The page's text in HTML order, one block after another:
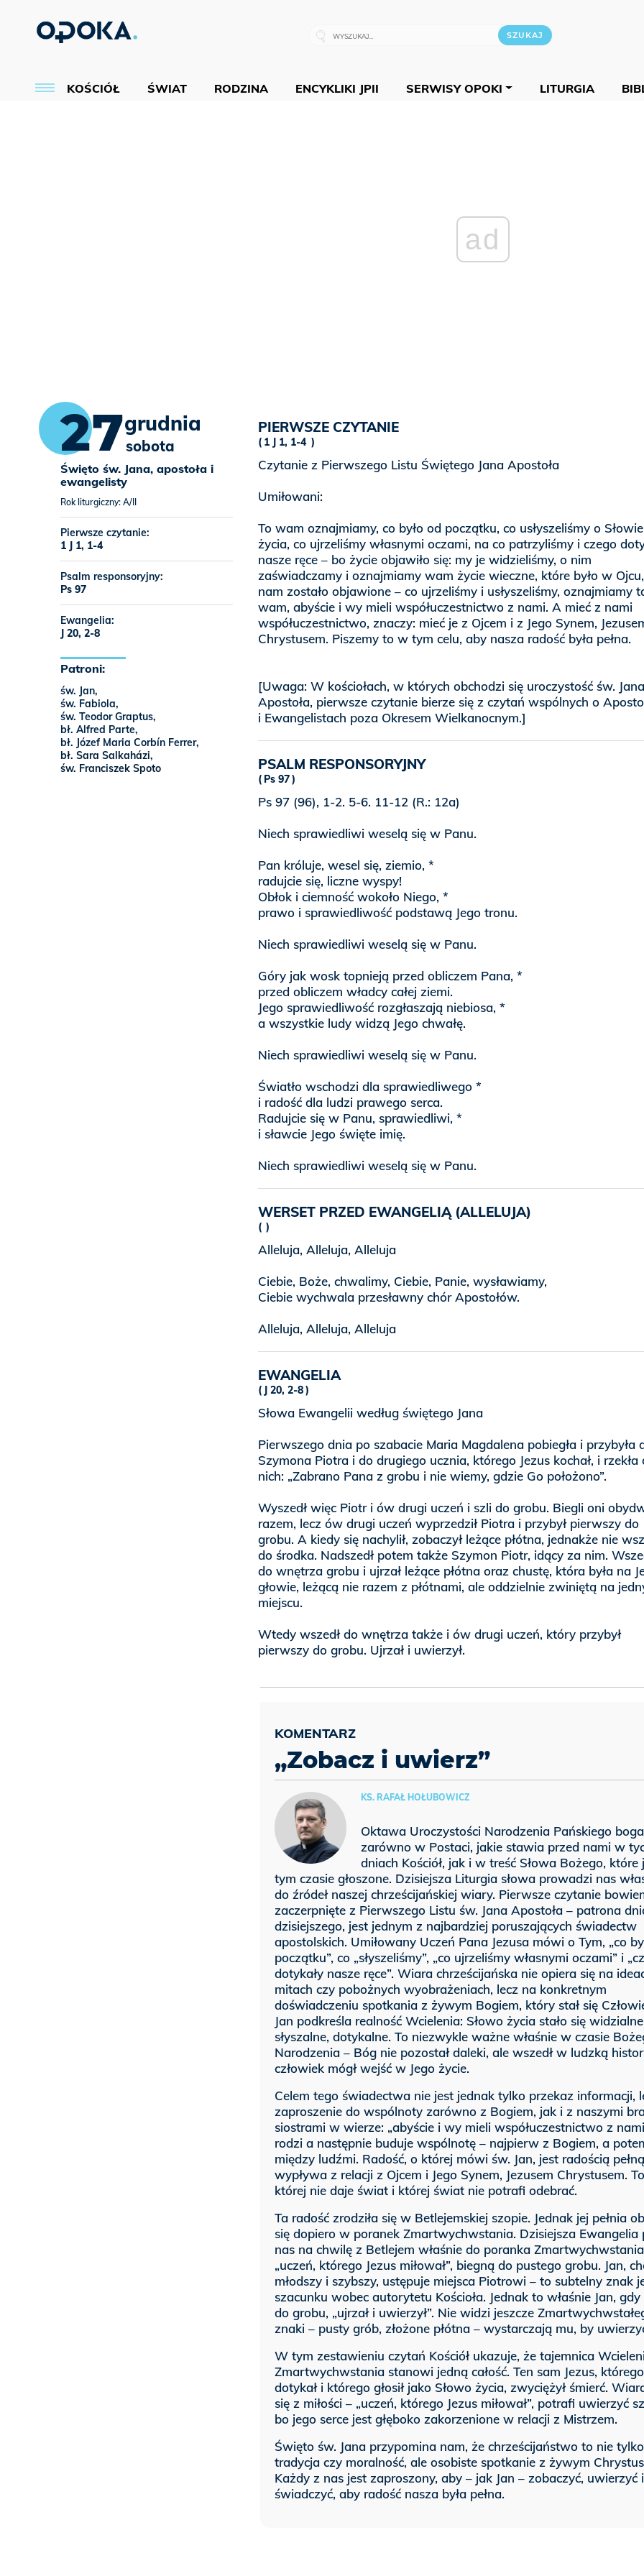
KOŚCIÓŁ ŚWIAT RODZINA ENCYKLIKI JPII SERWISY OPOKI LITURGIA
ad
27grudnia
sobota
Święto św. Jana, apostoła i
ewangelisty
Rok liturgiczny: A/II
Pierwsze czytanie:
1 J 1, 1-4
Psalm responsoryjny:
Ps 97
Ewangelia:
J 20, 2-8
Patroni:
św. Jan,
św. Fabiola,
św. Teodor Graptus,
bł. Alfred Parte,
bł. Józef Maria Corbín Ferrer,
bł. Sara Salkaházi,
św. Franciszek Spoto
PIERWSZE CZYTANIE
1 J 1, 1-4
Czytanie z Pierwszego Listu Świętego Jana Apostoła
Umiłowani:
To wam oznajmiamy, co było od początku, co usłyszeliśmy o Słowie
życia, co ujrzeliśmy własnymi oczami, na co patrzyliśmy i czego
nasze ręce – bo życie objawiło się: my je widzieliśmy, o nim
zaświadczamy i oznajmiamy wam życie wieczne, które było w
nam zostało objawione – co ujrzeliśmy i usłyszeliśmy, oznajmiamy
wam, abyście i wy mieli współuczestnictwo z nami. A mieć z nami
współuczestnictwo, znaczy: mieć je z Ojcem i z Jego Synem,
Chrystusem. Piszemy to w tym celu, aby nasza radość była pełna.
[Uwaga: W kościołach, w których obchodzi się uroczystość św. Jana
Apostoła, pierwsze czytanie bierze się z czytań wspólnych o
i Ewangelistach poza Okresem Wielkanocnym.]
PSALM RESPONSORYJNY
Ps 97
Ps 97 (96), 1-2. 5-6. 11-12 (R.: 12a)
Niech sprawiedliwi weselą się w Panu.
Pan króluje, wesel się, ziemio, *
radujcie się, liczne wyspy!
Obłok i ciemność wokoło Niego, *
prawo i sprawiedliwość podstawą Jego tronu.
Niech sprawiedliwi weselą się w Panu.
Góry jak wosk topnieją przed obliczem Pana, *
przed obliczem władcy całej ziemi.
Jego sprawiedliwość rozgłaszają niebiosa, *
a wszystkie ludy widzą Jego chwałę.
Niech sprawiedliwi weselą się w Panu.
Światło wschodzi dla sprawiedliwego *
i radość dla ludzi prawego serca.
Radujcie się w Panu, sprawiedliwi, *
i sławcie Jego święte imię.
Niech sprawiedliwi weselą się w Panu.
WERSET PRZED EWANGELIĄ (ALLELUJA)
Alleluja, Alleluja, Alleluja
Ciebie, Boże, chwalimy, Ciebie, Panie, wysławiamy,
Ciebie wychwala przesławny chór Apostołów.
Alleluja, Alleluja, Alleluja
EWANGELIA
J 20, 2-8
Słowa Ewangelii według świętego Jana
Pierwszego dnia po szabacie Maria Magdalena pobiegła i przybyła
Szymona Piotra i do drugiego ucznia, którego Jezus kochał, i rzekła
nich: „Zabrano Pana z grobu i nie wiemy, gdzie Go położono”.
Wyszedł więc Piotr i ów drugi uczeń i szli do grobu. Biegli oni
razem, lecz ów drugi uczeń wyprzedził Piotra i przybył pierwszy do
grobu. A kiedy się nachylił, zobaczył leżące płótna, jednakże nie
do środka. Nadszedł potem także Szymon Piotr, idący za nim.
do wnętrza grobu i ujrzał leżące płótna oraz chustę, która była na
głowie, leżącą nie razem z płótnami, ale oddzielnie zwiniętą na
miejscu.
Wtedy wszedł do wnętrza także i ów drugi uczeń, który przybył
pierwszy do grobu. Ujrzał i uwierzył.
„Zobacz i uwierz”
KS. RAFAŁ HOŁUBOWICZ
Oktawa Uroczystości Narodzenia Pańskiego
zarówno w Postaci, jakie stawia przed nami w
dniach Kościół, jak i w treść Słowa Bożego, które
tym czasie głoszone. Dzisiejsza Liturgia słowa prowadzi nas
do źródeł naszej chrześcijańskiej wiary. Pierwsze czytanie
zaczerpnięte z Pierwszego Listu św. Jana Apostoła – patrona
dzisiejszego, jest jednym z najbardziej poruszających świadectw
apostolskich. Umiłowany Uczeń Pana Jezusa mówi o Tym, „co
początku”, co „słyszeliśmy”, „co ujrzeliśmy własnymi oczami” i
dotykały nasze ręce”. Wiara chrześcijańska nie opiera się na
mitach czy pobożnych wyobrażeniach, lecz na konkretnym
doświadczeniu spotkania z żywym Bogiem, który stał się
Jan podkreśla realność Wcielenia: Słowo życia stało się
słyszalne, dotykalne. To niezwykle ważne właśnie w czasie
Narodzenia – Bóg nie pozostał daleki, ale wszedł w ludzką
człowiek mógł wejść w Jego życie.
Celem tego świadectwa nie jest jednak tylko przekaz informacji,
zaproszenie do wspólnoty zarówno z Bogiem, jak i z naszymi
siostrami w wierze: „abyście i wy mieli współuczestnictwo z
rodzi a następnie buduje wspólnotę – najpierw z Bogiem, a
między ludźmi. Radość, o której mówi św. Jan, jest radością
wypływa z relacji z Ojcem i Jego Synem, Jezusem Chrystusem.
której nie daje świat i której świat nie potrafi odebrać.
Ta radość zrodziła się w Betlejemskiej szopie. Jednak jej pełnia
się dopiero w poranek Zmartwychwstania. Dzisiejsza Ewangelia
nas na chwilę z Betlejem właśnie do poranka
„uczeń, którego Jezus miłował”, biegną do pustego grobu. Jan,
młodszy i szybszy, ustępuje miejsca Piotrowi – to subtelny znak
szacunku wobec autorytetu Kościoła. Jednak to właśnie Jan,
do grobu, „ujrzał i uwierzył”. Nie widzi jeszcze
znaki – pusty grób, złożone płótna – wystarczają mu, by
W tym zestawieniu czytań Kościół ukazuje, że tajemnica
Zmartwychwstania stanowi jedną całość. Ten sam Jezus,
dotykał i którego głosił jako Słowo życia, zwyciężył śmierć.
się z miłości – „uczeń, którego Jezus miłował”, potrafi uwierzyć
bo jego serce jest głęboko zakorzenione w relacji z Mistrzem.
Święto św. Jana przypomina nam, że chrześcijaństwo to nie tylko
tradycja czy moralność, ale osobiste spotkanie z żywym
Każdy z nas jest zaproszony, aby – jak Jan – zobaczyć, uwierzyć i
świadczyć, aby radość nasza była pełna.